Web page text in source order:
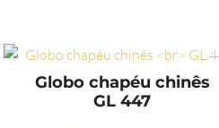
Globo chapéu chinês
GL 447